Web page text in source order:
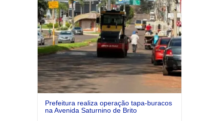
Prefeitura realiza operação tapa-buracos
na Avenida Saturnino de Brito